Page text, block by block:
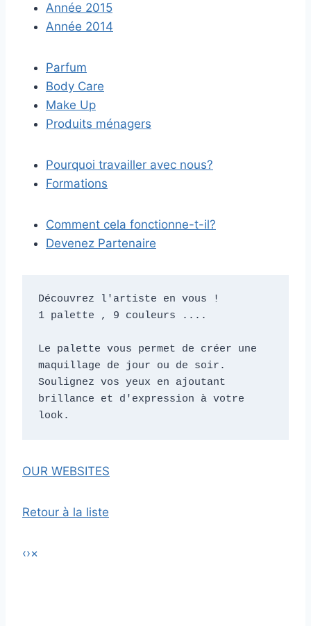
Année 2015
Année 2014
Parfum
Body Care
Make Up
Produits ménagers
Pourquoi travailler avec nous?
Formations
Comment cela fonctionne-t-il?
Devenez Partenaire
Découvrez l'artiste en vous !
1 palette , 9 couleurs ....
Le palette vous permet de créer une
maquillage de jour ou de soir.
Soulignez vos yeux en ajoutant
brillance et d'expression à votre
look.
OUR WEBSITES
Retour à la liste
‹›×